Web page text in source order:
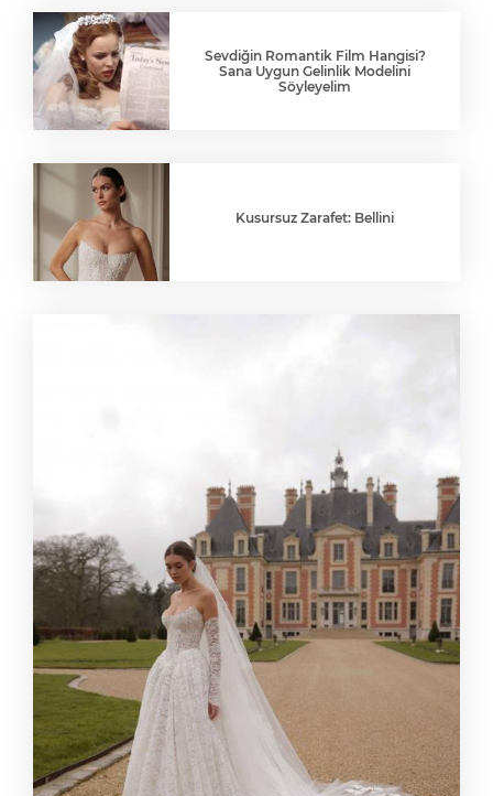
Sevdiğin Romantik Film Hangisi?
Sana Uygun Gelinlik Modelini
Söyleyelim
Kusursuz Zarafet: Bellini